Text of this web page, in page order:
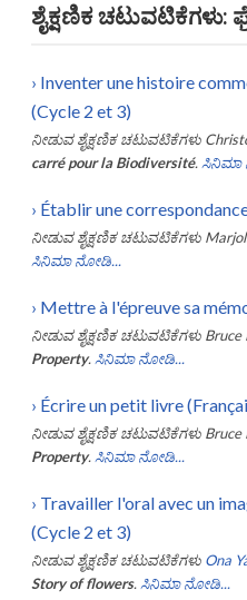
ಶೈಕ್ಷಣಿಕ ಚಟುವಟಿಕೆಗಳು:
› Inventer une histoire
(Cycle 2 et 3)
ನೀಡುವ ಶೈಕ್ಷಣಿಕ ಚಟುವಟಿಕೆಗಳು
carré pour la Biodiversité. ಸಿನಿಮಾ
› Établir une
ನೀಡುವ ಶೈಕ್ಷಣಿಕ ಚಟುವಟಿಕೆಗಳು
ಸಿನಿಮಾ ನೋಡಿ...
› Mettre à l'épreuve sa
ನೀಡುವ ಶೈಕ್ಷಣಿಕ ಚಟುವಟಿಕೆಗಳು Bruce
Property. ಸಿನಿಮಾ ನೋಡಿ...
› Écrire un petit livre
ನೀಡುವ ಶೈಕ್ಷಣಿಕ ಚಟುವಟಿಕೆಗಳು Bruce
Property. ಸಿನಿಮಾ ನೋಡಿ...
› Travailler l'oral avec un
(Cycle 2 et 3)
ನೀಡುವ ಶೈಕ್ಷಣಿಕ ಚಟುವಟಿಕೆಗಳು Ona
Story of flowers. ಸಿನಿಮಾ ನೋಡಿ...